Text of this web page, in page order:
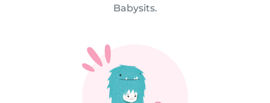
Babysits.